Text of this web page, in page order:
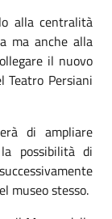
alla centralità
ma anche alla
il nuovo
Teatro Persiani
di ampliare
possibilità di
museo stesso.